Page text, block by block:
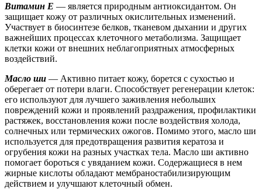
Витамин Е — является природным антиоксидантом. Он
защищает кожу от различных окислительных изменений.
Участвует в биосинтезе белков, тканевом дыхании и других
важнейших процессах клеточного метаболизма. Защищает
клетки кожи от внешних неблагоприятных атмосферных
воздействий.
Масло ши — Активно питает кожу, борется с сухостью и
оберегает от потери влаги. Способствует регенерации клеток:
его используют для лучшего заживления небольших
повреждений кожи и проявлений раздражения, профилактики
растяжек, восстановления кожи после воздействия холода,
солнечных или термических ожогов. Помимо этого, масло ши
используется для предотвращения развития кератоза и
огрубения кожи на разных участках тела. Масло ши активно
помогает бороться с увяданием кожи. Содержащиеся в нем
жирные кислоты обладают мембраностабилизирующим
действием и улучшают клеточный обмен.